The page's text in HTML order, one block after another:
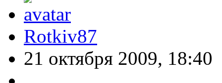
Rotkiv87
21 октября 2009, 18:40